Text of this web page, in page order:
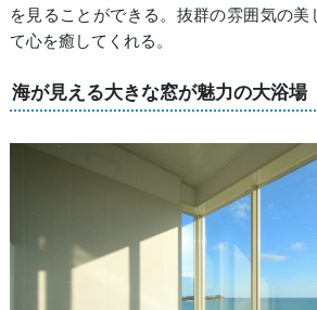
を見ることができる。抜群の雰囲気の
て心を癒してくれる。
海が見える大きな窓が魅力の大浴場